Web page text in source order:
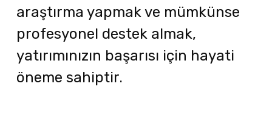
araştırma yapmak ve mümkünse
profesyonel destek almak,
yatırımınızın başarısı için hayati
öneme sahiptir.